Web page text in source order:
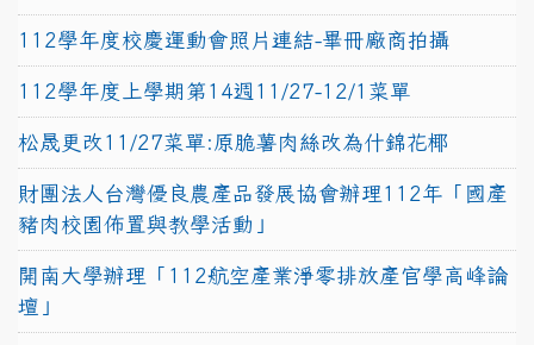
112學年度校慶運動會照片連結-畢冊廠商拍攝
112學年度上學期第14週11/27-12/1菜單
松晟更改11/27菜單:原脆薯肉絲改為什錦花椰
財團法人台灣優良農產品發展協會辦理112年「國產
豬肉校園佈置與教學活動」
開南大學辦理「112航空產業淨零排放產官學高峰論
壇」